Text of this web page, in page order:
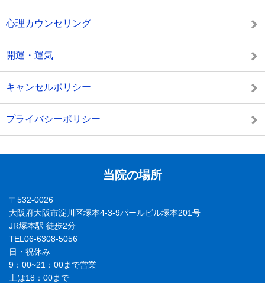
心理カウンセリング
開運・運気
キャンセルポリシー
プライバシーポリシー
当院の場所
〒532-0026
大阪府大阪市淀川区塚本4-3-9パールビル塚本201号
JR塚本駅 徒歩2分
TEL06-6308-5056
日・祝休み
9：00~21：00まで営業
土は18：00まで